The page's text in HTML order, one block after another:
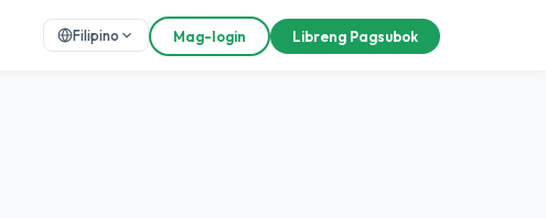
Filipino Mag-login Libreng Pagsubok